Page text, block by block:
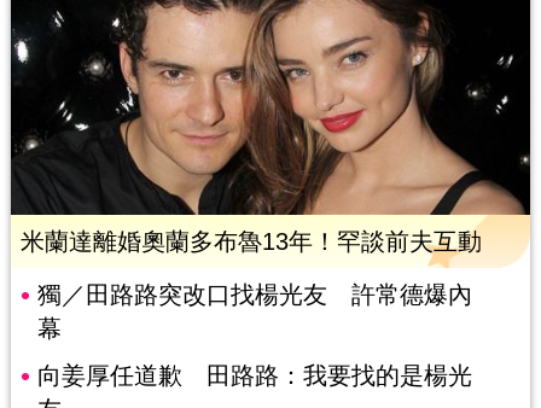
米蘭達離婚奧蘭多布魯13年！罕談前夫互動
獨／田路路突改口找楊光友 許常德爆內
幕
向姜厚任道歉 田路路：我要找的是楊光